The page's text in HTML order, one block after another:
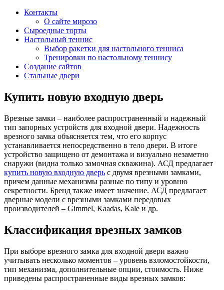
Контакты
О сайте мирозо
Сыроедные торты
Настольный теннис
Выбор ракетки для настольного тенниса
Тренировки по настольному теннису
Создание сайтов
Стальные двери
Купить новую входную дверь
Врезные замки – наиболее распространенный и надежный
тип запорных устройств для входной двери. Надежность
врезного замка объясняется тем, что его корпус
устанавливается непосредственно в тело двери. В итоге
устройство защищено от демонтажа и визуально незаметно
снаружи (видна только замочная скважина). АСД предлагает
купить новую входную дверь с двумя врезными замками,
причем данные механизмы разные по типу и уровню
секретности. Бренд также имеет значение. АСД предлагает
дверные модели с врезными замками передовых
производителей – Gimmel, Kaadas, Kale и др.
Классификация врезных замков
При выборе врезного замка для входной двери важно
учитывать несколько моментов – уровень взломостойкости,
тип механизма, дополнительные опции, стоимость. Ниже
приведены распространенные виды врезных замков: